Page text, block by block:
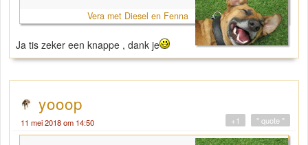
Vera met Diesel en Fenna
Ja tis zeker een knappe , dank je
yooop
11 mei 2018 om 14:50 " quote "
+1